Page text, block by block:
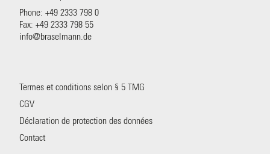
Phone: +49 2333 798 0
Fax: +49 2333 798 55
info@braselmann.de
Termes et conditions selon § 5 TMG
CGV
Déclaration de protection des données
Contact